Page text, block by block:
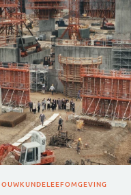
LEEFOMGEVING